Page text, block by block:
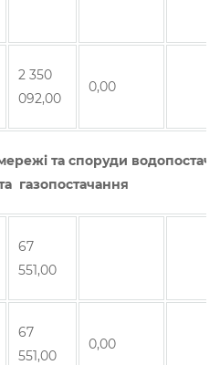
2 350
092,00
0,00
та споруди
газопостачання
67
551,00
67
551,00
0,00